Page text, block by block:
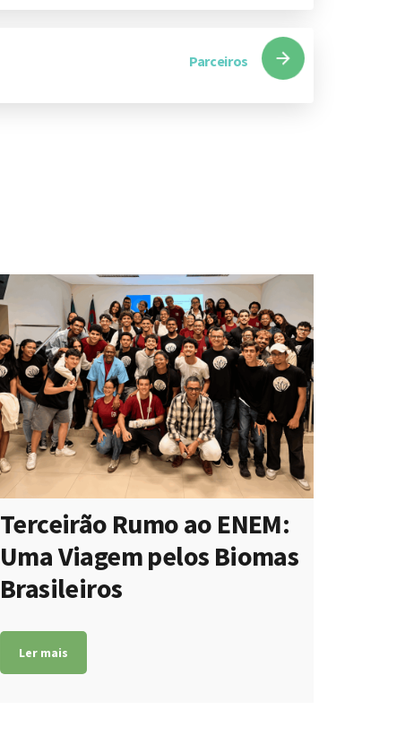
Parceiros
Terceirão Rumo ao ENEM:
Uma Viagem pelos Biomas
Brasileiros
Ler mais